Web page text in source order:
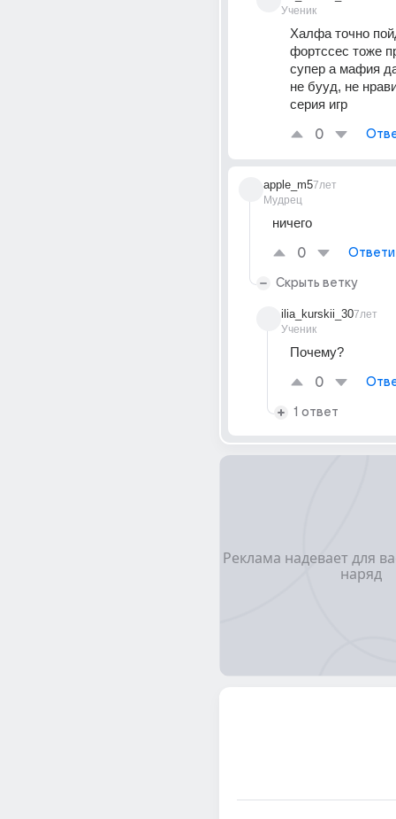
Ученик
Халфа точно
фортссес тоже
супер а мафия
не бууд, не
серия игр
0
apple_m5
Мудрец
7лет
ничего
0
Скрыть ветку
ilia_kurskii_30
Ученик
7лет
Почему?
0
1 ответ